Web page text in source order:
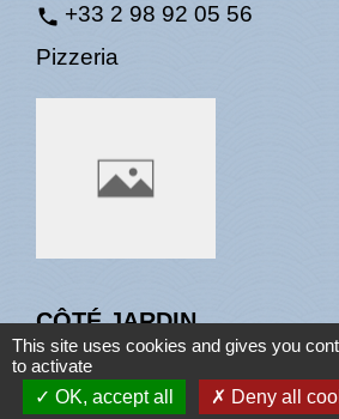
phone +33 2 98 92 05 56
Pizzeria
CÔTÉ JARDIN
Commerce de détail /
location_on 1 rue de la coopérative
This site uses cookies and gives you
to activate
OK, accept all
Deny all